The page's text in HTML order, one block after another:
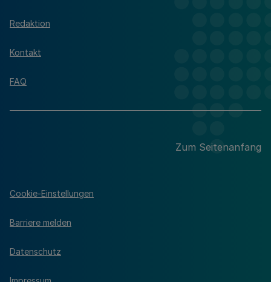
Redaktion
Kontakt
FAQ
Zum Seitenanfang
Cookie-Einstellungen
Barriere melden
Datenschutz